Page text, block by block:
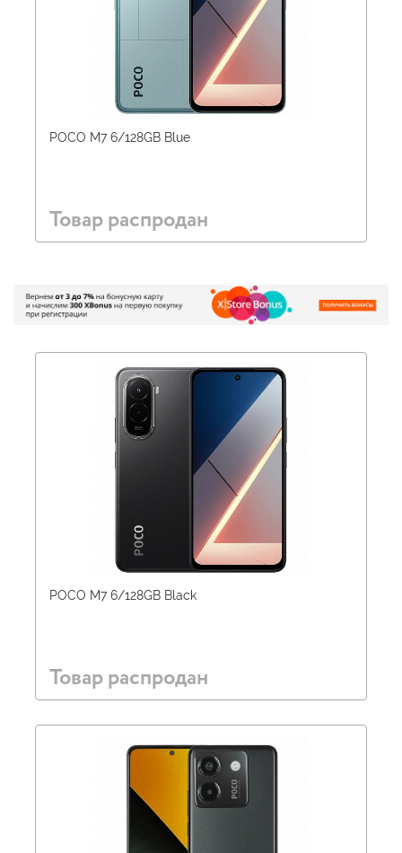
POCO M7 6/128GB Blue
Товар распродан
POCO M7 6/128GB Black
Товар распродан